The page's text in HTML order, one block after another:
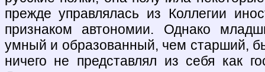
прежде управлялась из Коллегии
признаком автономии. Однако
умный и образованный, чем старший,
ничего не представлял из себя как